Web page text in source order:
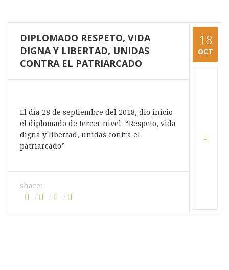
DIPLOMADO RESPETO, VIDA
DIGNA Y LIBERTAD, UNIDAS
CONTRA EL PATRIARCADO
El día 28 de septiembre del 2018, dio inicio
el diplomado de tercer nivel “Respeto, vida
digna y libertad, unidas contra el
patriarcado”
share:
18
OCT